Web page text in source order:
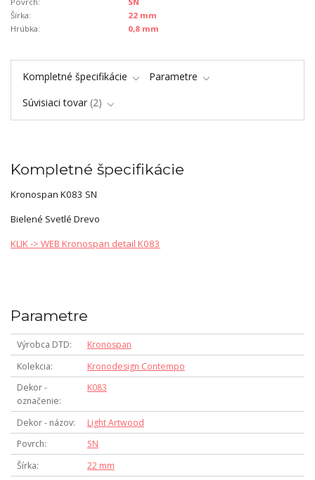
Šírka:
22 mm
Hrúbka:
0,8 mm
Kompletné špecifikácie
Parametre
Súvisiaci tovar 2
Kompletné špecifikácie
Kronospan K083 SN
Bielené Svetlé Drevo
KLIK -> WEB Kronospan detail K083
Parametre
Výrobca DTD
Kronospan
Kolekcia
Kronodesign Contempo
Dekor -
označenie
K083
Dekor - názov
Light Artwood
Povrch
SN
Šírka
22 mm